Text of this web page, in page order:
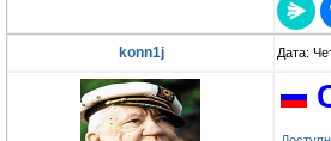
konn1j Дата: